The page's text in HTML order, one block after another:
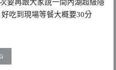
要再跟大家說一間內湖超級隱
吃到現場等餐大概要30分